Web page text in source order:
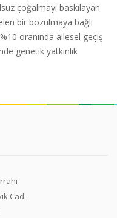
çoğalmayı baskılayan
bir bozulmaya bağlı
oranında ailesel geçiş
genetik yatkınlık
Cad.